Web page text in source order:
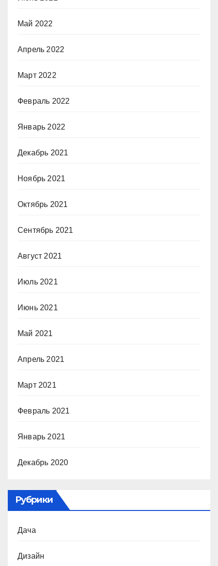
Май 2022
Апрель 2022
Март 2022
Февраль 2022
Январь 2022
Декабрь 2021
Ноябрь 2021
Октябрь 2021
Сентябрь 2021
Август 2021
Июль 2021
Июнь 2021
Май 2021
Апрель 2021
Март 2021
Февраль 2021
Январь 2021
Декабрь 2020
Рубрики
Дача
Дизайн